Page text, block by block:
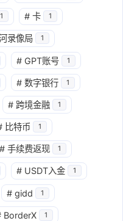
1 # 卡 1
录像局 1
# GPT账号 1
# 数字银行 1
# 跨境金融 1
比特币 1
# 手续费返现 1
# USDT入金 1
# gidd 1
BorderX 1